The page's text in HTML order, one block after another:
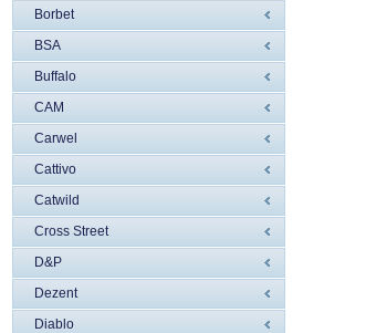
Borbet
BSA
Buffalo
CAM
Carwel
Cattivo
Catwild
Cross Street
D&P
Dezent
Diablo